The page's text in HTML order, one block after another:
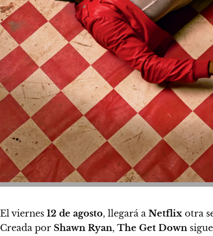
Elviernes 12 de agosto, llegará a Netflix otra
Creada por Shawn Ryan, The Get Down